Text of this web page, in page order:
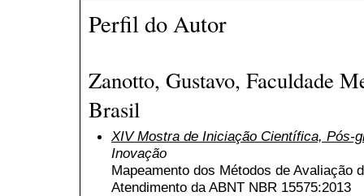
Perfil do Autor
Zanotto, Gustavo, Faculdade
Brasil
XIV Mostra de Iniciação Científica, Pós-
Inovação
Mapeamento dos Métodos de Avaliação
Atendimento da ABNT NBR 15575:2013